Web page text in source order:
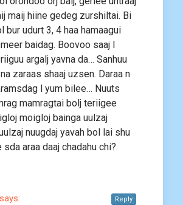
maij hiine gedeg zurshiltai. Bi
bur udurt 3, 4 haa hamaagui
baidag. Boovoo saaj l
argalj yavna da… Sanhuu
zaraas shaaj uzsen. Daraa n
l yum bilee… Nuuts
mamragtai bolj teriigee
moigloj bainga uulzaj
nuugdaj yavah bol lai shu
sda araa daaj chadahu chi?
says: Reply